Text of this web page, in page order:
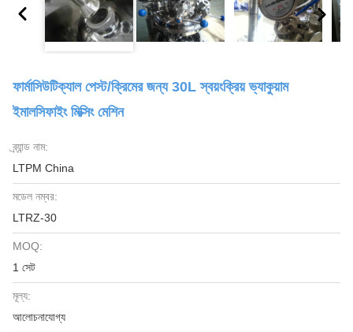
ফার্মাসিউটিক্যাল পেস্ট/ক্রিমের জন্য 30L স্বয়ংক্রিয় ভ্যাকুয়াম
ইমালসিফাইং মিক্সিং মেশিন
ব্র্যান্ড নাম:
LTPM China
মডেল নম্বর:
LTRZ-30
MOQ:
1 সেট
মূল্য:
আলোচনাযোগ্য